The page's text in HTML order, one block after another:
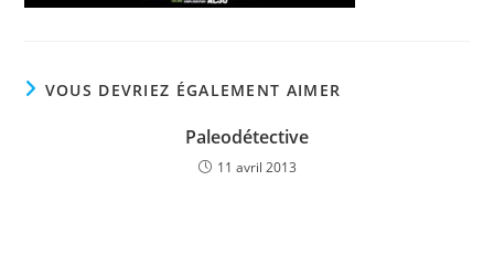
VOUS DEVRIEZ ÉGALEMENT AIMER
Paleodétective
11 avril 2013